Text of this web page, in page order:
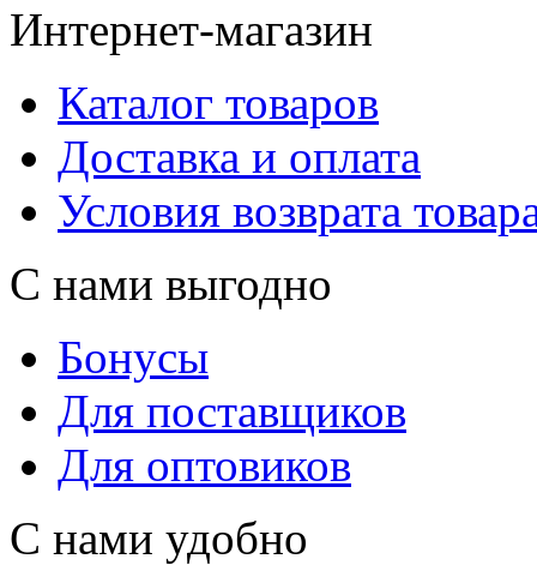
Интернет-магазин
Каталог товаров
Доставка и оплата
Условия возврата
С нами выгодно
Бонусы
Для поставщиков
Для оптовиков
С нами удобно